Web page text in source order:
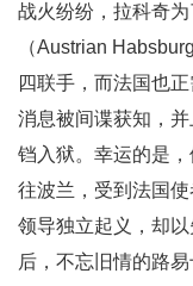
战火纷纷，拉科奇
（Austrian
四联手，而法国也
消息被间谍获知，
铛入狱。幸运的是
往波兰，受到法国
领导独立起义，却
后，不忘旧情的路